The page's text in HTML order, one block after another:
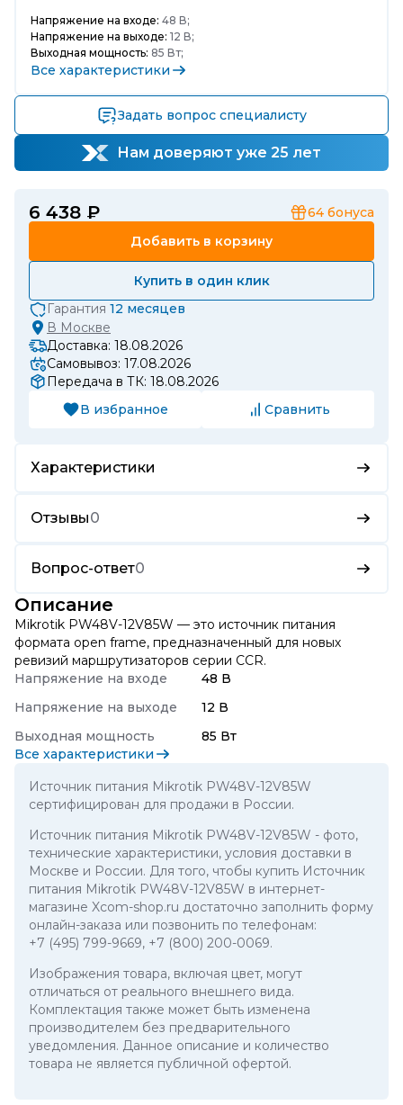
Напряжение на входе: 48 В;
Напряжение на выходе: 12 В;
Выходная мощность: 85 Вт;
Все характеристики
Задать вопрос специалисту
Нам доверяют уже 25 лет
6 438 ₽ 64 бонуса
Добавить в корзину
Купить в один клик
Гарантия 12 месяцев
В Москве
Доставка: 18.08.2026
Самовывоз: 17.08.2026
Передача в ТК: 18.08.2026
В избранное
Сравнить
Характеристики
Отзывы0
Вопрос-ответ0
Описание
Mikrotik PW48V-12V85W — это источник питания
формата open frame, предназначенный для новых
ревизий маршрутизаторов серии CCR.
Напряжение на входе
48 В
Напряжение на выходе
12 В
Выходная мощность
85 Вт
Все характеристики
Источник питания Mikrotik PW48V-12V85W
сертифицирован для продажи в России.
Источник питания Mikrotik PW48V-12V85W - фото,
технические характеристики, условия доставки в
Москве и России. Для того, чтобы купить Источник
питания Mikrotik PW48V-12V85W в интернет-
магазине Xcom-shop.ru достаточно заполнить форму
онлайн-заказа или позвонить по телефонам:
+7 (495) 799-9669, +7 (800) 200-0069.
Изображения товара, включая цвет, могут
отличаться от реального внешнего вида.
Комплектация также может быть изменена
производителем без предварительного
уведомления. Данное описание и количество
товара не является публичной офертой.